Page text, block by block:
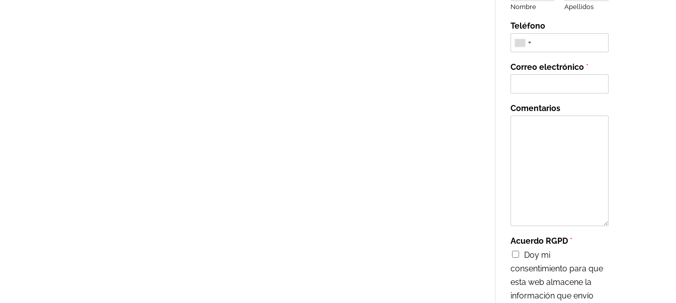
Nombre Apellidos
Teléfono
Correo electrónico *
Comentarios
Acuerdo RGPD *
Doy mi
consentimiento para que
esta web almacene la
información que envío